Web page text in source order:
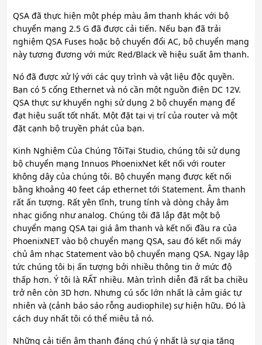
QSA đã thực hiện một phép màu âm thanh khác với bộ
chuyển mạng 2.5 G đã được cải tiến. Nếu bạn đã trải
nghiệm QSA Fuses hoặc bộ chuyển đổi AC, bộ chuyển mạng
này tương đương với mức Red/Black về hiệu suất âm thanh.
Nó đã được xử lý với các quy trình và vật liệu độc quyền.
Bạn có 5 cổng Ethernet và nó cần một nguồn điện DC 12V.
QSA thực sự khuyến nghị sử dụng 2 bộ chuyển mạng để
đạt hiệu suất tốt nhất. Một đặt tại vị trí của router và một
đặt cạnh bộ truyền phát của bạn.
Kinh Nghiệm Của Chúng TôiTại Studio, chúng tôi sử dụng
bộ chuyển mạng Innuos PhoenixNet kết nối với router
không dây của chúng tôi. Bộ chuyển mạng được kết nối
bằng khoảng 40 feet cáp ethernet tới Statement. Âm thanh
rất ấn tượng. Rất yên tĩnh, trung tính và dòng chảy âm
nhạc giống như analog. Chúng tôi đã lắp đặt một bộ
chuyển mạng QSA tại giá âm thanh và kết nối đầu ra của
PhoenixNET vào bộ chuyển mạng QSA, sau đó kết nối máy
chủ âm nhạc Statement vào bộ chuyển mạng QSA. Ngay lập
tức chúng tôi bị ấn tượng bởi nhiều thông tin ở mức độ
thấp hơn. Ý tôi là RẤT nhiều. Màn trình diễn đã rất ba chiều
trở nên còn 3D hơn. Nhưng cú sốc lớn nhất là cảm giác tự
nhiên và (cảnh báo sáo rỗng audiophile) sự hiện hữu. Đó là
cách duy nhất tôi có thể miêu tả nó.
Những cải tiến âm thanh đáng chú ý nhất là sự gia tăng